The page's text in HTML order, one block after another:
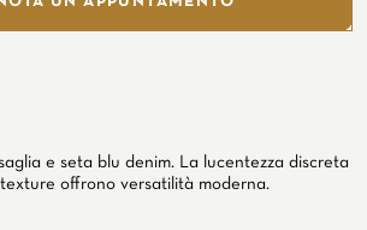
In riva al mare
e seta blu denim. La lucentezza discreta
offrono versatilità moderna.